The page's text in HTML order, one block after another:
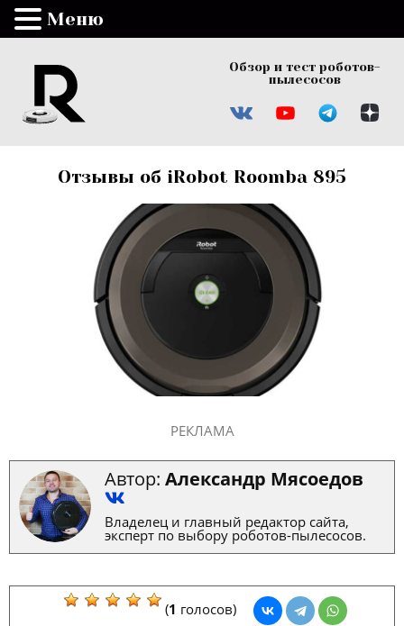
Обзор и тест роботов-
пылесосов
Отзывы об iRobot Roomba 895
РЕКЛАМА
Автор: Александр Мясоедов
Владелец и главный редактор сайта,
эксперт по выбору роботов-пылесосов.
(1 голосов)
Меню